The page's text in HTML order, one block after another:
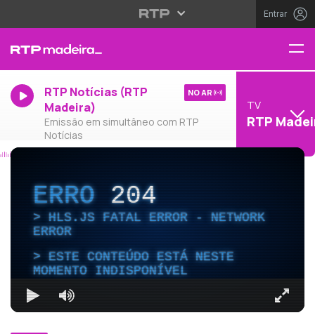
Entrar
RTP Notícias (RTP
Madeira)
Emissão em simultâneo com RTP
Notícias
NO AR
TV
RTP
ERRO204
HLS.JS FATAL ERROR - NETWORK
ERROR
ESTE CONTEÚDO ESTÁ NESTE
MOMENTO INDISPONÍVEL